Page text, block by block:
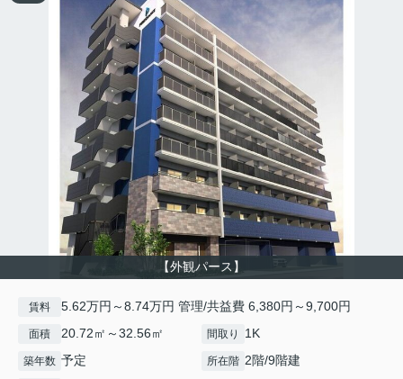
【外観パース】
賃料 5.62万円～8.74万円 管理/共益費 6,380円～9,700円
面積 20.72㎡～32.56㎡ 間取り 1K
築年数 予定 所在階 2階/9階建